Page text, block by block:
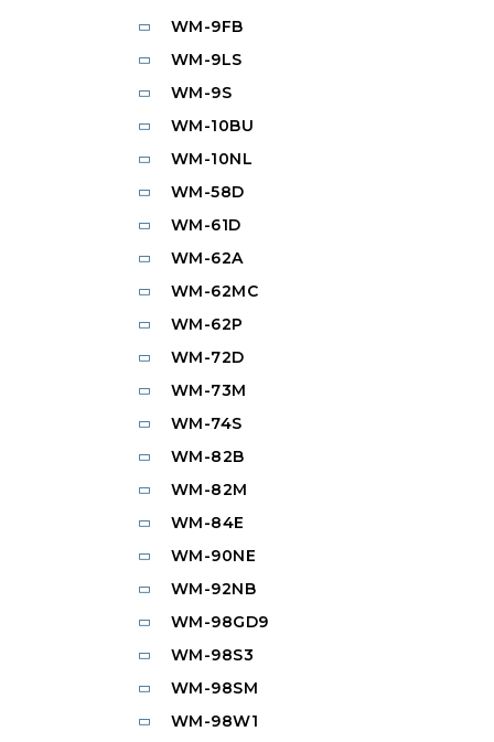
WM-9FB
WM-9LS
WM-9S
WM-10BU
WM-10NL
WM-58D
WM-61D
WM-62A
WM-62MC
WM-62P
WM-72D
WM-73M
WM-74S
WM-82B
WM-82M
WM-84E
WM-90NE
WM-92NB
WM-98GD9
WM-98S3
WM-98SM
WM-98W1